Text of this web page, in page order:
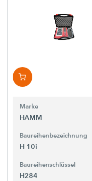
Marke
HAMM
Baureihenbezeichnung
H 10i
Baureihenschlüssel
H284